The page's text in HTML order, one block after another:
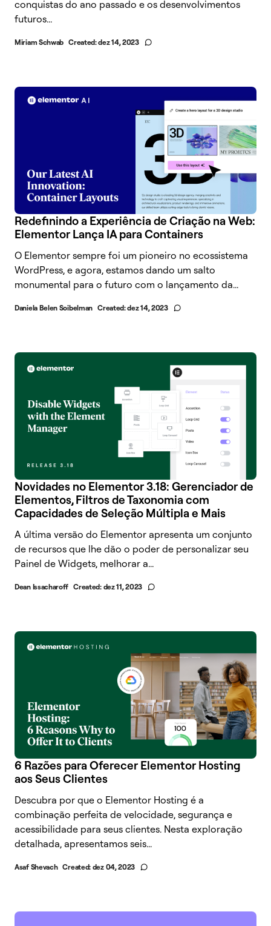
conquistas do ano passado e os desenvolvimentos
futuros...
Miriam Schwab Created:dez 14, 2023
Redefinindo a Experiência de Criação na Web:
Elementor Lança IA para Containers
O Elementor sempre foi um pioneiro no ecossistema
WordPress, e agora, estamos dando um salto
monumental para o futuro com o lançamento da...
Daniela Belen Soibelman Created:dez 14, 2023
Novidades no Elementor 3.18: Gerenciador de
Elementos, Filtros de Taxonomia com
Capacidades de Seleção Múltipla e Mais
A última versão do Elementor apresenta um conjunto
de recursos que lhe dão o poder de personalizar seu
Painel de Widgets, melhorar a...
Dean Issacharoff Created: dez 11, 2023
6 Razões para Oferecer Elementor Hosting
aos Seus Clientes
Descubra por que o Elementor Hosting é a
combinação perfeita de velocidade, segurança e
acessibilidade para seus clientes. Nesta exploração
detalhada, apresentamos seis...
Asaf Shevach Created: dez 04, 2023